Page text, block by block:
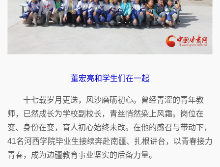
董宏亮和学生们在一起
十七载岁月更迭，风沙磨砺初心。曾经青涩的青年教
师，已然成长为学校副校长，青丝悄然染上风霜。岗位在
变、身份在变，育人初心始终未改。在他的感召与带动下，
41名河西学院毕业生接续奔赴南疆、扎根讲台，以青春接力
青春，成为边疆教育事业坚实的后备力量。